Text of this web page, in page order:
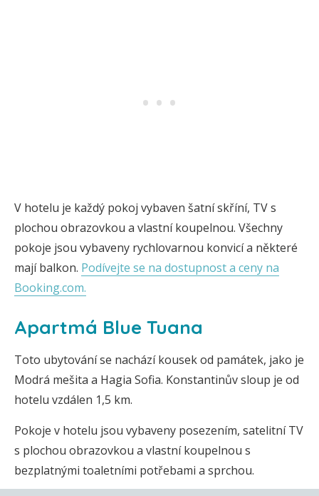
V hotelu je každý pokoj vybaven šatní skříní, TV s
plochou obrazovkou a vlastní koupelnou. Všechny
pokoje jsou vybaveny rychlovarnou konvicí a některé
mají balkon. Podívejte se na dostupnost a ceny na
Booking.com.
Apartmá Blue Tuana
Toto ubytování se nachází kousek od památek, jako je
Modrá mešita a Hagia Sofia. Konstantinův sloup je od
hotelu vzdálen 1,5 km.
Pokoje v hotelu jsou vybaveny posezením, satelitní TV
s plochou obrazovkou a vlastní koupelnou s
bezplatnými toaletními potřebami a sprchou.